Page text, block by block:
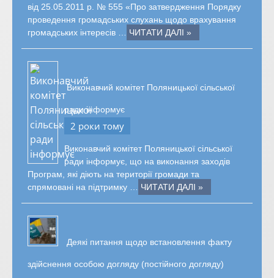
від 25.05.2011 р. № 555 «Про затвердження Порядку
проведення громадських слухань щодо врахування
громадських інтересів … ЧИТАТИ ДАЛІ »
Виконавчий комітет Поляницької сільської
ради інформує
2 роки тому
Виконавчий комітет Поляницької сільської
ради інформує, що на виконання заходів
Програм, які діють на території громади та
спрямовані на підтримку … ЧИТАТИ ДАЛІ »
Деякі питання щодо встановлення факту
здійснення особою догляду (постійного догляду)